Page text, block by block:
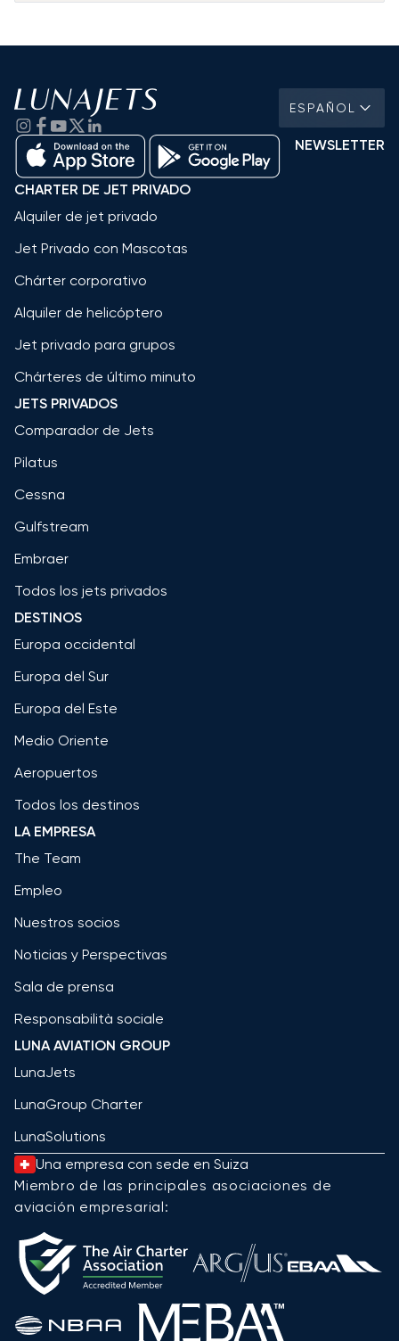
ESPAÑOL
NEWSLETTER
CHARTER DE JET PRIVADO
Alquiler de jet privado
Jet Privado con Mascotas
Chárter corporativo
Alquiler de helicóptero
Jet privado para grupos
Chárteres de último minuto
JETS PRIVADOS
Comparador de Jets
Pilatus
Cessna
Gulfstream
Embraer
Todos los jets privados
DESTINOS
Europa occidental
Europa del Sur
Europa del Este
Medio Oriente
Aeropuertos
Todos los destinos
LA EMPRESA
The Team
Empleo
Nuestros socios
Noticias y Perspectivas
Sala de prensa
Responsabilità sociale
LUNA AVIATION GROUP
LunaJets
LunaGroup Charter
LunaSolutions
Una empresa con sede en Suiza
Miembro de las principales asociaciones de
aviación empresarial: